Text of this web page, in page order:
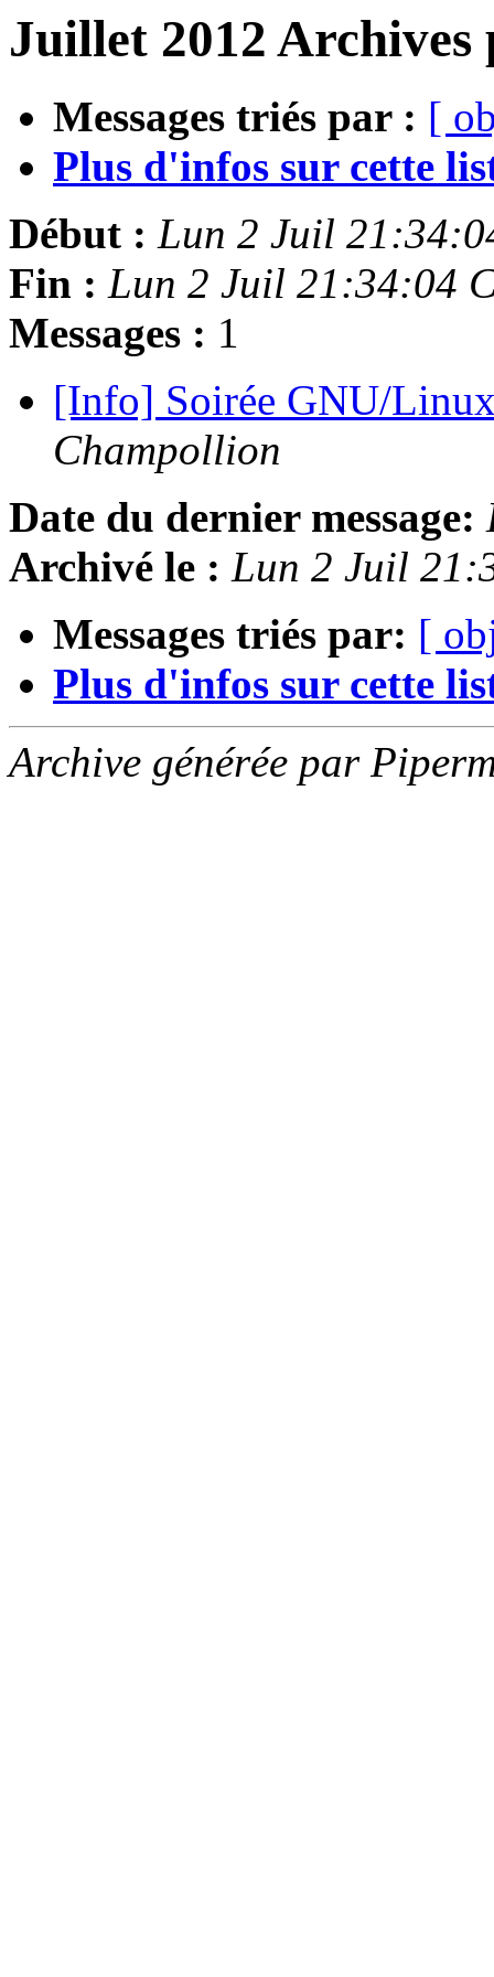
Juillet 2012 Archives
Messages triés par : [
Plus d'infos sur cette
Début : Lun 2 Juil
Fin : Lun 2 Juil 21:34:04
Messages : 1
[Info] Soirée GNU/
Champollion
Date du dernier message:
Archivé le : Lun 2 Juil
Messages triés par: [
Plus d'infos sur cette
Archive générée par